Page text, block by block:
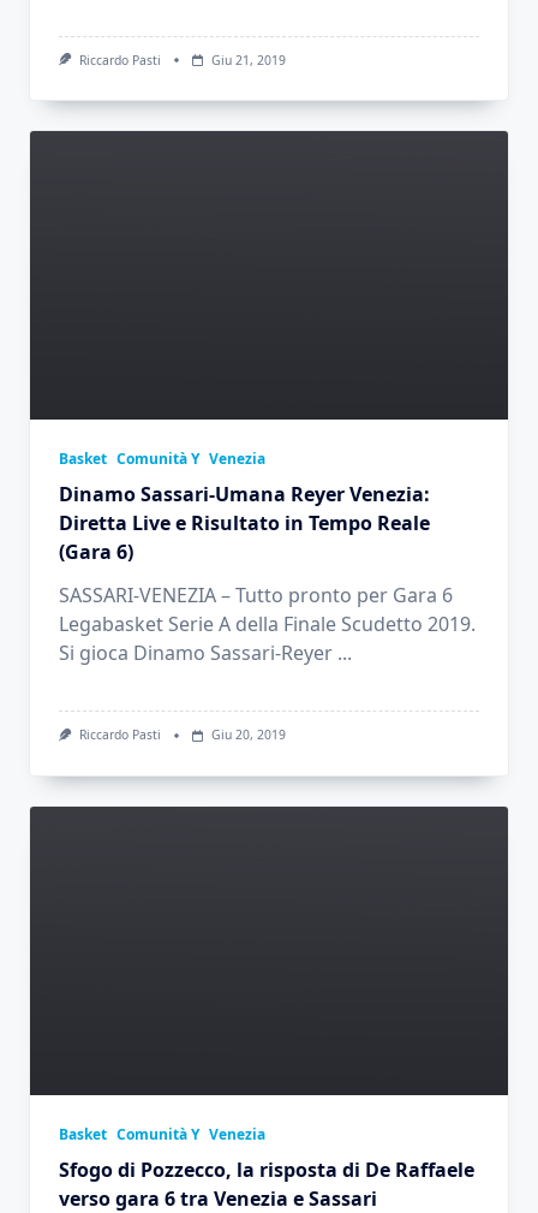
Riccardo Pasti Giu 21, 2019
Basket Comunità Y Venezia
Dinamo Sassari-Umana Reyer Venezia:
Diretta Live e Risultato in Tempo Reale
(Gara 6)
SASSARI-VENEZIA – Tutto pronto per Gara 6
Legabasket Serie A della Finale Scudetto 2019.
Si gioca Dinamo Sassari-Reyer ...
Riccardo Pasti Giu 20, 2019
Basket Comunità Y Venezia
Sfogo di Pozzecco, la risposta di De Raffaele
verso gara 6 tra Venezia e Sassari